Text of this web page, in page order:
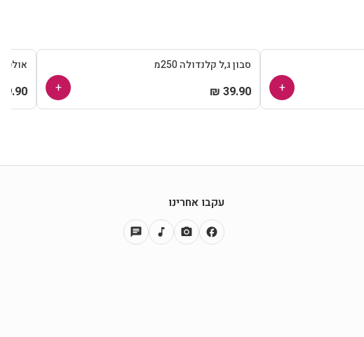
+
סבון ג,ל קלנדולה 250מ
39.90 ₪
+
39.90 ₪
עקבו אחרינו
facebook
photo_camera
music_note
chat